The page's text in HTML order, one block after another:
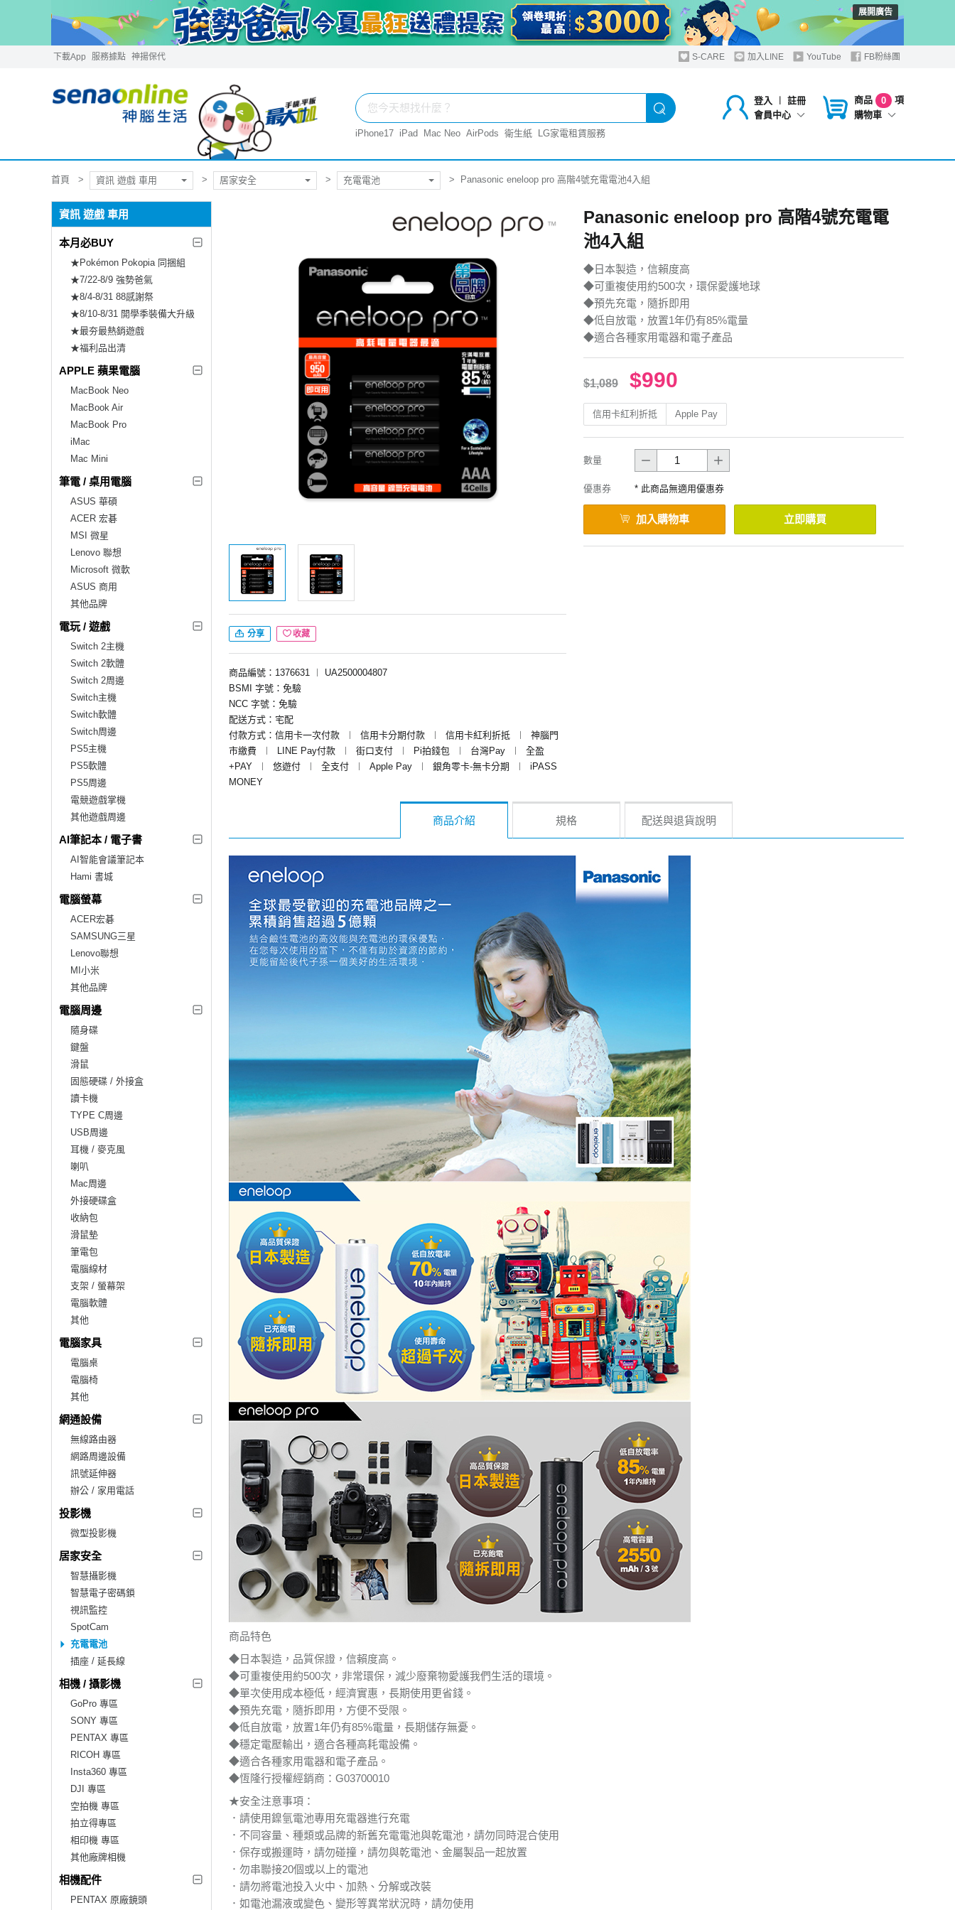
展開廣告
下載App 服務據點 神揚保代 S-CARE 加入LINE YouTube FB粉絲團
登入 ︱
註冊
會員中心
商品 0
項
購物車
iPhone17 iPad Mac Neo AirPods 衛生紙 LG家電租賃服務
首頁 資訊 遊戲 車用 居家安全 充電電池 Panasonic eneloop pro 高階4號充電電池4入組
資訊 遊戲 車用
本月必BUY
★Pokémon Pokopia 同捆組
★7/22-8/9 強勢爸氣
★8/4-8/31 88感謝祭
★8/10-8/31 開學季裝備大升級
★最夯最熱銷遊戲
★福利品出清
APPLE 蘋果電腦
MacBook Neo
MacBook Air
MacBook Pro
iMac
Mac Mini
筆電 / 桌用電腦
ASUS 華碩
ACER 宏碁
MSI 微星
Lenovo 聯想
Microsoft 微軟
ASUS 商用
其他品牌
電玩 / 遊戲
Switch 2主機
Switch 2軟體
Switch 2周邊
Switch主機
Switch軟體
Switch周邊
PS5主機
PS5軟體
PS5周邊
電競遊戲掌機
其他遊戲周邊
AI筆記本 / 電子書
AI智能會議筆記本
Hami 書城
電腦螢幕
ACER宏碁
SAMSUNG三星
Lenovo聯想
MI小米
其他品牌
電腦周邊
隨身碟
鍵盤
滑鼠
固態硬碟 / 外接盒
讀卡機
TYPE C周邊
USB周邊
耳機 / 麥克風
喇叭
Mac周邊
外接硬碟盒
收納包
滑鼠墊
筆電包
電腦線材
支架 / 螢幕架
電腦軟體
其他
電腦家具
電腦桌
電腦椅
其他
網通設備
無線路由器
網路周邊設備
訊號延伸器
辦公 / 家用電話
投影機
微型投影機
居家安全
智慧攝影機
智慧電子密碼鎖
視訊監控
SpotCam
充電電池
插座 / 延長線
相機 / 攝影機
GoPro 專區
SONY 專區
PENTAX 專區
RICOH 專區
Insta360 專區
DJI 專區
空拍機 專區
拍立得專區
相印機 專區
其他廠牌相機
相機配件
PENTAX 原廠鏡頭
分享 收藏
商品編號：1376631 ︱
UA2500004807
BSMI 字號：免驗
NCC 字號：免驗
配送方式：宅配
付款方式：信用卡一次付款
︱ 信用卡分期付款 ︱ 信用卡紅利折抵 ︱
神腦門
市繳費
︱ LINE Pay付款 ︱ 街口支付 ︱ Pi拍錢包 ︱ 台灣Pay ︱
全盈
+PAY
︱ 悠遊付 ︱ 全支付 ︱ Apple Pay ︱ 銀角零卡-無卡分期 ︱
iPASS
MONEY
Panasonic eneloop pro 高階4號充電電
池4入組
◆日本製造，信賴度高
◆可重複使用約500次，環保愛護地球
◆預先充電，隨拆即用
◆低自放電，放置1年仍有85%電量
◆適合各種家用電器和電子產品
$1,089 $990
信用卡紅利折抵 Apple Pay
數量
優惠券 * 此商品無適用優惠券
加入購物車 立即購買
商品介紹 規格 配送與退貨說明
商品特色
◆日本製造，品質保證，信賴度高。
◆可重複使用約500次，非常環保，減少廢棄物愛護我們生活的環境。
◆單次使用成本極低，經濟實惠，長期使用更省錢。
◆預先充電，隨拆即用，方便不受限。
◆低自放電，放置1年仍有85%電量，長期儲存無憂。
◆穩定電壓輸出，適合各種高耗電設備。
◆適合各種家用電器和電子產品。
◆恆隆行授權經銷商：G03700010
★安全注意事項：
．請使用鎳氫電池專用充電器進行充電
．不同容量、種類或品牌的新舊充電電池與乾電池，請勿同時混合使用
．保存或搬運時，請勿碰撞，請勿與乾電池、金屬製品一起放置
．勿串聯接20個或以上的電池
．請勿將電池投入火中、加熱、分解或改裝
．如電池漏液或變色、變形等異常狀況時，請勿使用